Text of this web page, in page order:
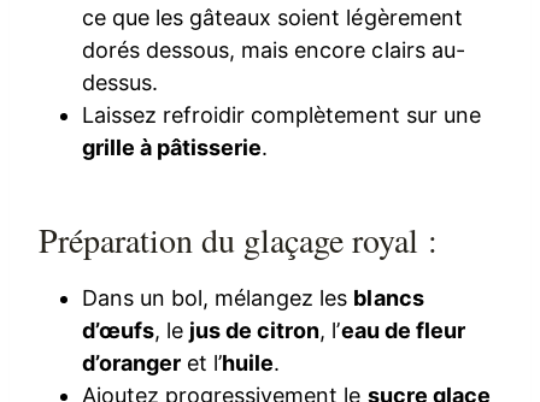
ce que les gâteaux soient légèrement
dorés dessous, mais encore clairs au-
dessus.
Laissez refroidir complètement sur une
grille à pâtisserie.
Préparation du glaçage royal :
Dans un bol, mélangez les blancs
d’œufs, le jus de citron, l’eau de fleur
d’oranger et l’huile.
Ajoutez progressivement le sucre glace